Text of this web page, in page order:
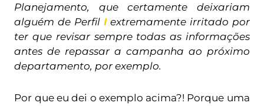
Planejamento, que certamente deixariam
alguém de Perfil Iextremamente irritado por
ter que revisar sempre todas as informações
antes de repassar a campanha ao próximo
departamento, por exemplo.
Por que eu dei o exemplo acima?! Porque uma